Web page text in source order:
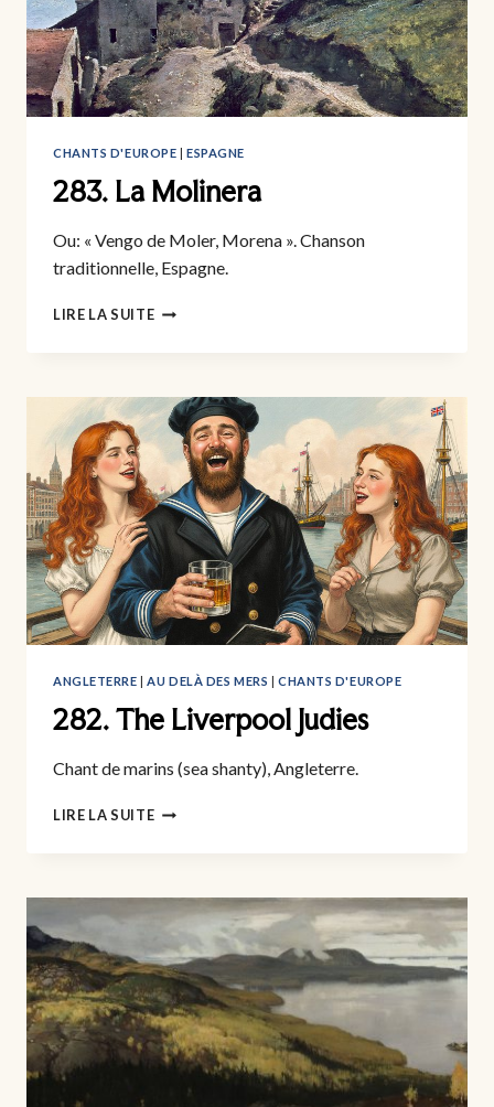
CHANTS D'EUROPE |ESPAGNE
283. La Molinera
Ou: « Vengo de Moler, Morena ». Chanson
traditionnelle, Espagne.
LIRE LA SUITE283.
ANGLETERRE |AU DELÀ DES MERS CHANTS D'EUROPE
282. The Liverpool Judies
Chant de marins (sea shanty), Angleterre.
LIRE LA SUITE282.